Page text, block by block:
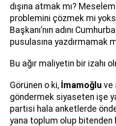
dışına atmak mı?
problemini çözmek mi
Başkanı’nın adını
pusulasına yazdırmamak
Bu ağır maliyetin bir izahı
Görünen o ki, İmamoğlu ve
göndermek siyaseten işe
partisi hala anketlerde
yana toplum olup bitenden